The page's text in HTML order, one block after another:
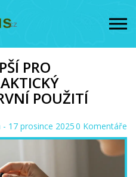
PRO
POUŽITÍ
- 17 prosince 20250 Komentáře